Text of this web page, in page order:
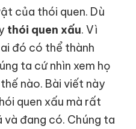
của thói quen. Dù
thói quen xấu. Vì
đó có thể thành
ta cứ nhìn xem họ
nào. Bài viết này
quen xấu mà rất
đang có. Chúng ta